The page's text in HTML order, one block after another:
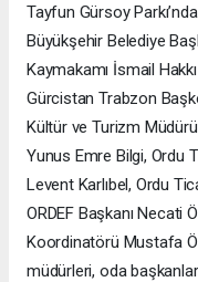
Tayfun Gürsoy
Büyükşehir Belediye
Kaymakamı İsmail
Gürcistan Trabzon
Kültür ve Turizm
Yunus Emre Bilgi, Ordu
Levent Karlıbel, Ordu
ORDEF Başkanı Necati
Koordinatörü Mustafa
müdürleri, oda